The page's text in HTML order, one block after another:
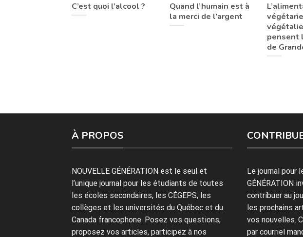
C’est quoi l’alcool ?
Quand l’humain est à
la merci de l’argent
pensent
de
À PROPOS
NOUVELLE GÉNÉRATION est le seul et
l’unique journal pour les étudiants de toutes
les écoles secondaires, les CÉGEPS, les
collèges et les universités du Québec et du
Canada francophone. Posez vos questions,
proposez vos articles, participez à nos
Le journal pour
GÉNÉRATION
contribuer au
les prochains
vos nouvelles.
par courriel